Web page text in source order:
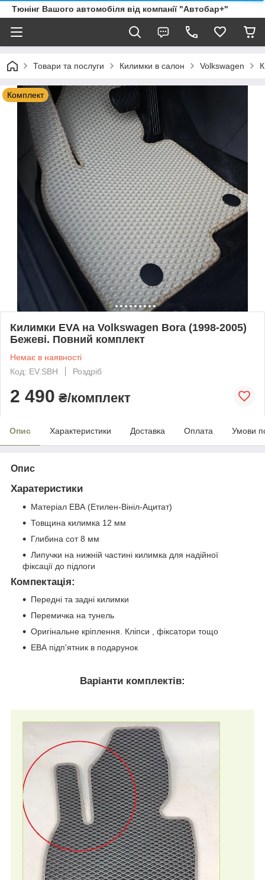
Тюнінг Вашого автомобіля від компанії "Автобар+"
Товари та послуги Килимки в салон Volkswagen
Комплект
Килимки EVA на Volkswagen Bora (1998-2005)
Бежеві. Повний комплект
Немає в наявності
Код: EV.SBH
Роздріб
2 490 ₴/комплект
Опис Характеристики Доставка Оплата Умови
Опис
Харатеристики
Матеріал ЕВА (Етилен-Вініл-Ацитат)
Товщина килимка 12 мм
Глибина сот 8 мм
Липучки на нижній частині килимка для надійної
фіксації до підлоги
Компектація:
Передні та задні килимки
Перемичка на тунель
Оригінальне кріплення. Кліпси , фіксатори тощо
ЕВА підп'ятник в подарунок
Варіанти комплектів: